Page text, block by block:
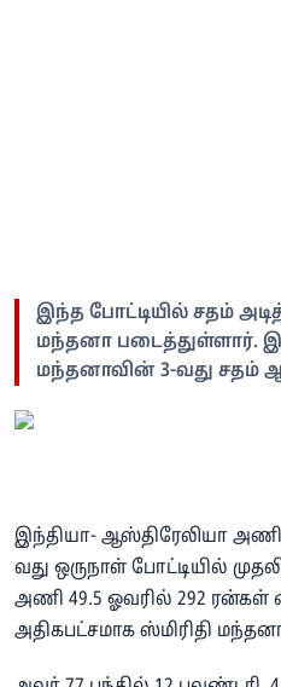
இந்த போட்டியில் சதம்
மந்தனா படைத்துள்ளார்.
மந்தனாவின் 3-வது சதம்
இந்தியா- ஆஸ்திரேலியா
வது ஒருநாள் போட்டியில்
அணி 49.5 ஓவரில் 292 ரன்கள்
அதிகபட்சமாக ஸ்மிரிதி